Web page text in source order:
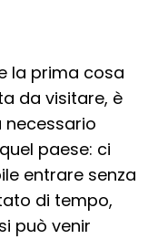
la prima cosa
da visitare, è
paese: ci
entrare senza
di tempo,
può venir